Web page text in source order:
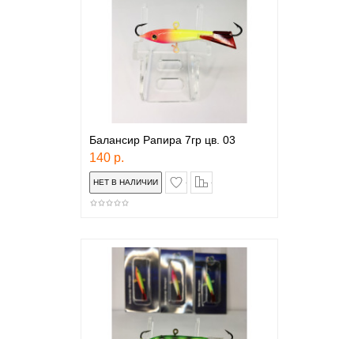
Балансир Рапира 7гр цв. 03
140 р.
в закладки